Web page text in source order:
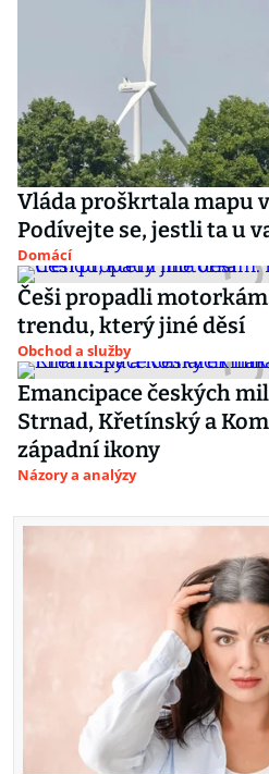
Vláda proškrtala mapu
Podívejte se, jestli ta u
Domácí
Češi propadli
trendu, který jiné děsí
Obchod a služby
Emancipace českých
Strnad, Křetínský a
západní ikony
Názory a analýzy